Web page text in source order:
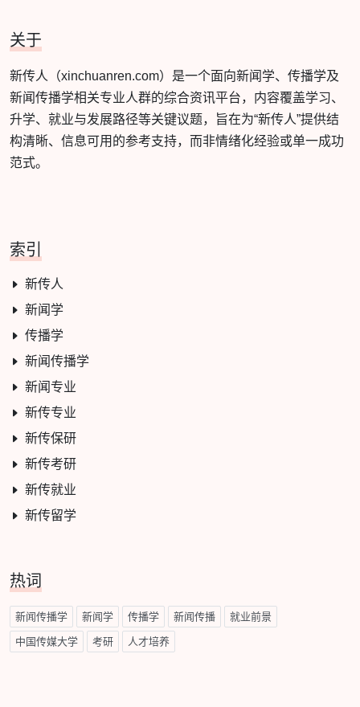
关于
新传人（xinchuanren.com）是一个面向新闻学、传播学及
新闻传播学相关专业人群的综合资讯平台，内容覆盖学习、
升学、就业与发展路径等关键议题，旨在为“新传人”提供结
构清晰、信息可用的参考支持，而非情绪化经验或单一成功
范式。
索引
新传人
新闻学
传播学
新闻传播学
新闻专业
新传专业
新传保研
新传考研
新传就业
新传留学
热词
新闻传播学 新闻学 传播学 新闻传播 就业前景
中国传媒大学 考研 人才培养